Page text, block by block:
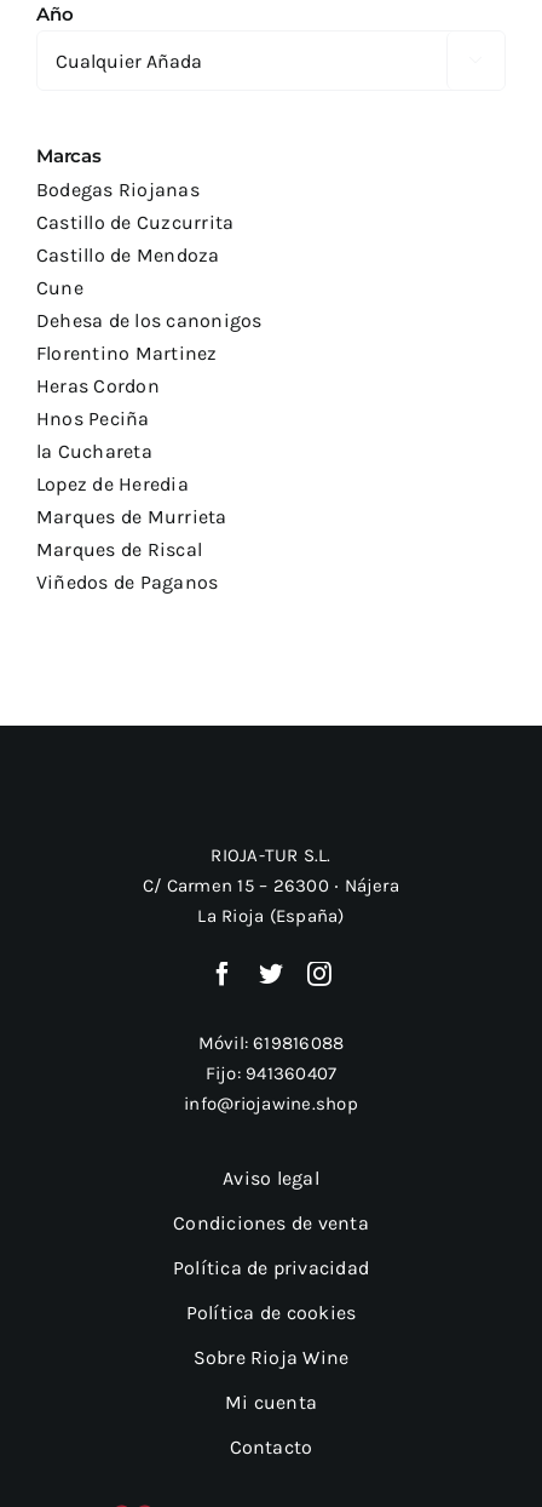
Año
Marcas
Bodegas Riojanas
Castillo de Cuzcurrita
Castillo de Mendoza
Cune
Dehesa de los canonigos
Florentino Martinez
Heras Cordon
Hnos Peciña
la Cuchareta
Lopez de Heredia
Marques de Murrieta
Marques de Riscal
Viñedos de Paganos
RIOJA-TUR S.L.
C/ Carmen 15 – 26300 ‧ Nájera
La Rioja (España)
Móvil:619816088
Fijo: 941360407
info@riojawine.shop
Aviso legal
Condiciones de venta
Política de privacidad
Política de cookies
Sobre Rioja Wine
Mi cuenta
Contacto